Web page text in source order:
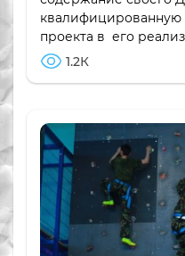
квалифицированную
проекта в его
1.2К